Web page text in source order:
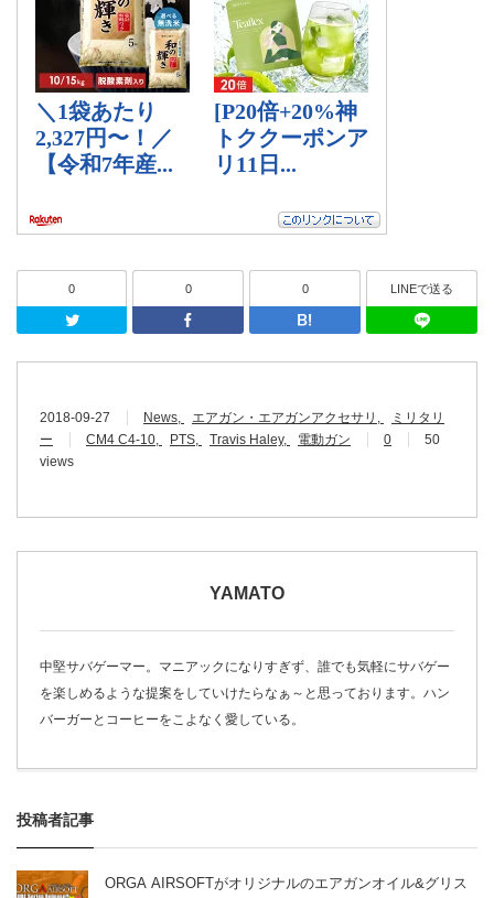
0
Twitter
0
Facebook
0
はてなブッ
LINEで送る
2018-09-27 News エアガン・エアガンアクセサリ
ミリタリ
ー
CM4 C4-10 PTS Travis Haley 電動ガン 0
50
views
YAMATO
中堅サバゲーマー。マニアックになりすぎず、誰でも気軽にサバゲー
を楽しめるような提案をしていけたらなぁ～と思っております。ハン
バーガーとコーヒーをこよなく愛している。
投稿者記事
ORGA AIRSOFTがオリジナルのエアガンオイル&グリス